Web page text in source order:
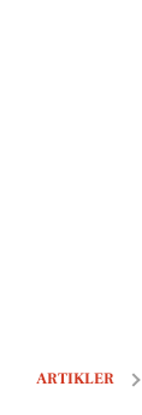
ARTIKLER
Wølund &